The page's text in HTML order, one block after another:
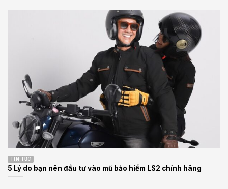
TIN TỨC
5 Lý do bạn nên đầu tư vào mũ bảo hiểm LS2 chính hãng